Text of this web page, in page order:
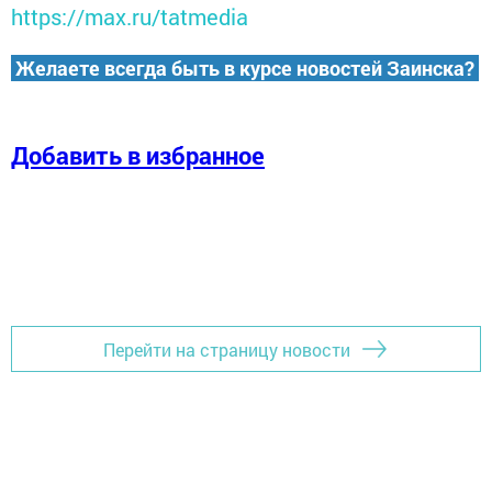
https://max.ru/tatmedia
Желаете всегда быть в курсе новостей Заинска?
Добавить в избранное
Перейти на страницу новости